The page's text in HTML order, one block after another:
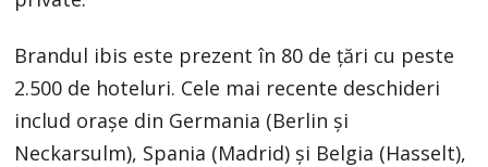
Brandul ibis este prezent în 80 de ţări cu peste
2.500 de hoteluri. Cele mai recente deschideri
includ oraşe din Germania (Berlin şi
Neckarsulm), Spania (Madrid) şi Belgia (Hasselt),